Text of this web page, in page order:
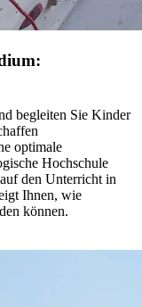
begleiten Sie Kinder
optimale
Hochschule
den Unterricht in
Ihnen, wie
können.